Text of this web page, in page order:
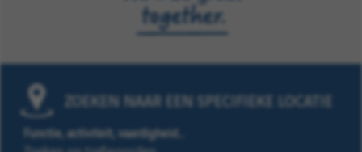
ZOEKEN NAAR EEN SPECIFIEKE LOCATIE
Functie, activiteit, vaardigheid…